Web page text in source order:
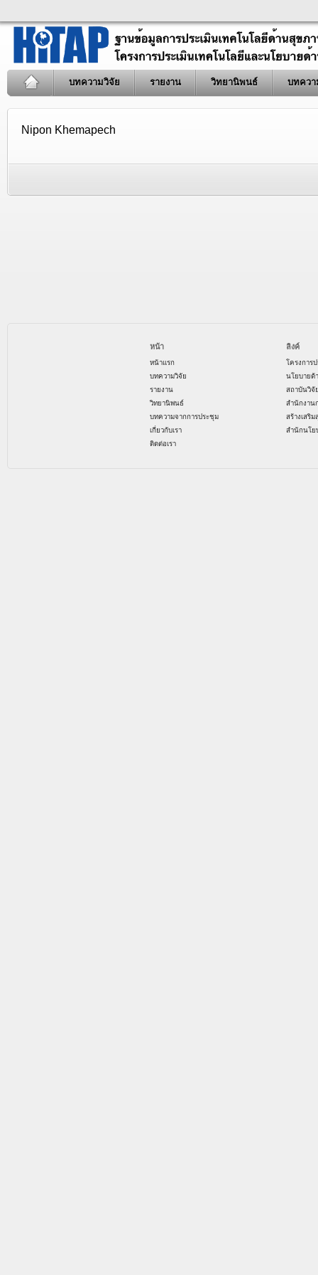
บทความวิจัย รายงาน วิทยานิพนธ์ บทควา
Nipon Khemapech
หน้า
หน้าแรก
บทความวิจัย
รายงาน
วิทยานิพนธ์
บทความจากการประชุม
เกี่ยวกับเรา
ติดต่อเรา
ลิงค์
โครงการ
นโยบายด้
สถาบันวิจั
สำนักงาน
สร้างเสริ
สำนักนโย